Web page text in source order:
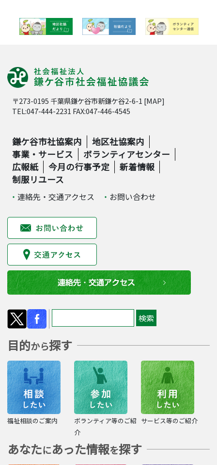
〒273-0195 千葉県鎌ケ谷市新鎌ケ谷2-6-1 [MAP]
TEL:047-444-2231 FAX:047-446-4545
鎌ケ谷市社協案内
地区社協案内
事業・サービス
ボランティアセンター
広報紙
今月の行事予定
新着情報
制服リユース
連絡先・交通アクセス お問い合わせ
目的から探す
福祉相談のご案内
ボランティア等のご紹
介
サービス等のご紹介
あなたにあった情報を探す